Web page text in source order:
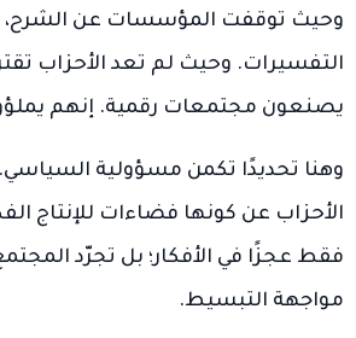
وحيث توقفت المؤسسات عن الشرح،
التفسيرات. وحيث لم تعد الأحزاب
يصنعون مجتمعات رقمية. إنهم
وهنا تحديدًا تكمن مسؤولية
الأحزاب عن كونها فضاءات للإنتاج
فقط عجزًا في الأفكار؛ بل تجرّد
مواجهة التبسيط.